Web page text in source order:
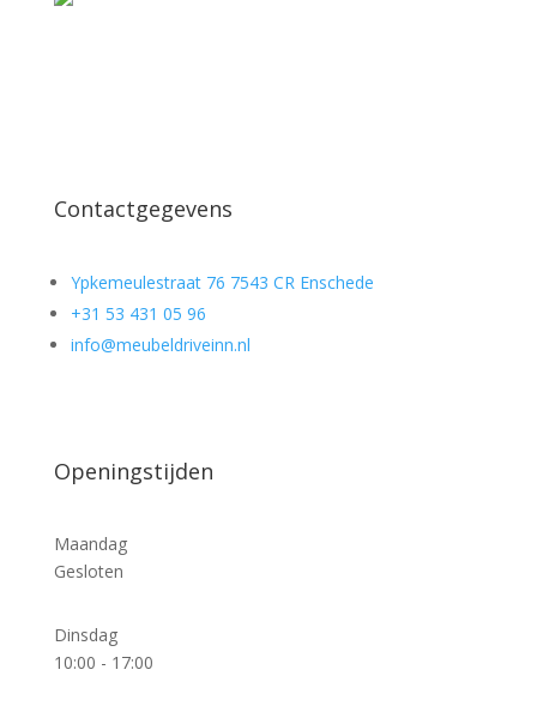
Contactgegevens
Ypkemeulestraat 76 7543 CR Enschede
+31 53 431 05 96
info@meubeldriveinn.nl
Openingstijden
Maandag
Gesloten
Dinsdag
10:00 - 17:00